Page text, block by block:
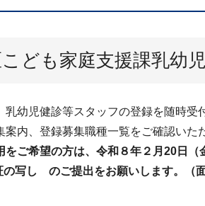
ども家庭支援課乳幼
幼児健診等スタッフの登録を随時受
案内、登録募集職種一覧をご確認いた
をご希望の方は、令和８年２月20日
写し のご提出をお願いします。（面